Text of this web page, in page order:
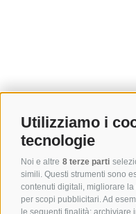
Utilizziamo i
tecnologie
Noi e altre 8 terze parti
simili. Questi strumenti sono
contenuti digitali, migliorare
per scopi pubblicitari. Ad
le seguenti finalità: archiviare